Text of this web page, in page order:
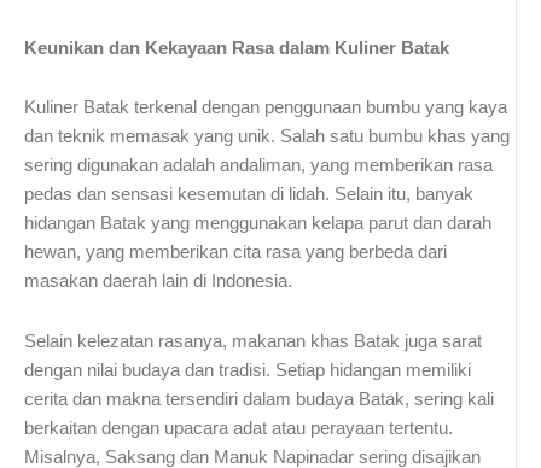
Keunikan dan Kekayaan Rasa dalam Kuliner Batak
Kuliner Batak terkenal dengan penggunaan bumbu yang kaya
dan teknik memasak yang unik. Salah satu bumbu khas yang
sering digunakan adalah andaliman, yang memberikan rasa
pedas dan sensasi kesemutan di lidah. Selain itu, banyak
hidangan Batak yang menggunakan kelapa parut dan darah
hewan, yang memberikan cita rasa yang berbeda dari
masakan daerah lain di Indonesia.
Selain kelezatan rasanya, makanan khas Batak juga sarat
dengan nilai budaya dan tradisi. Setiap hidangan memiliki
cerita dan makna tersendiri dalam budaya Batak, sering kali
berkaitan dengan upacara adat atau perayaan tertentu.
Misalnya, Saksang dan Manuk Napinadar sering disajikan